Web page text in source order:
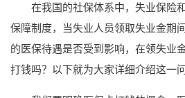
在我国的社保体系中，失业保险
保障制度，当失业人员领取失业金期
的医保待遇是否受到影响，在领失业
打钱吗？以下就为大家详细介绍这一问